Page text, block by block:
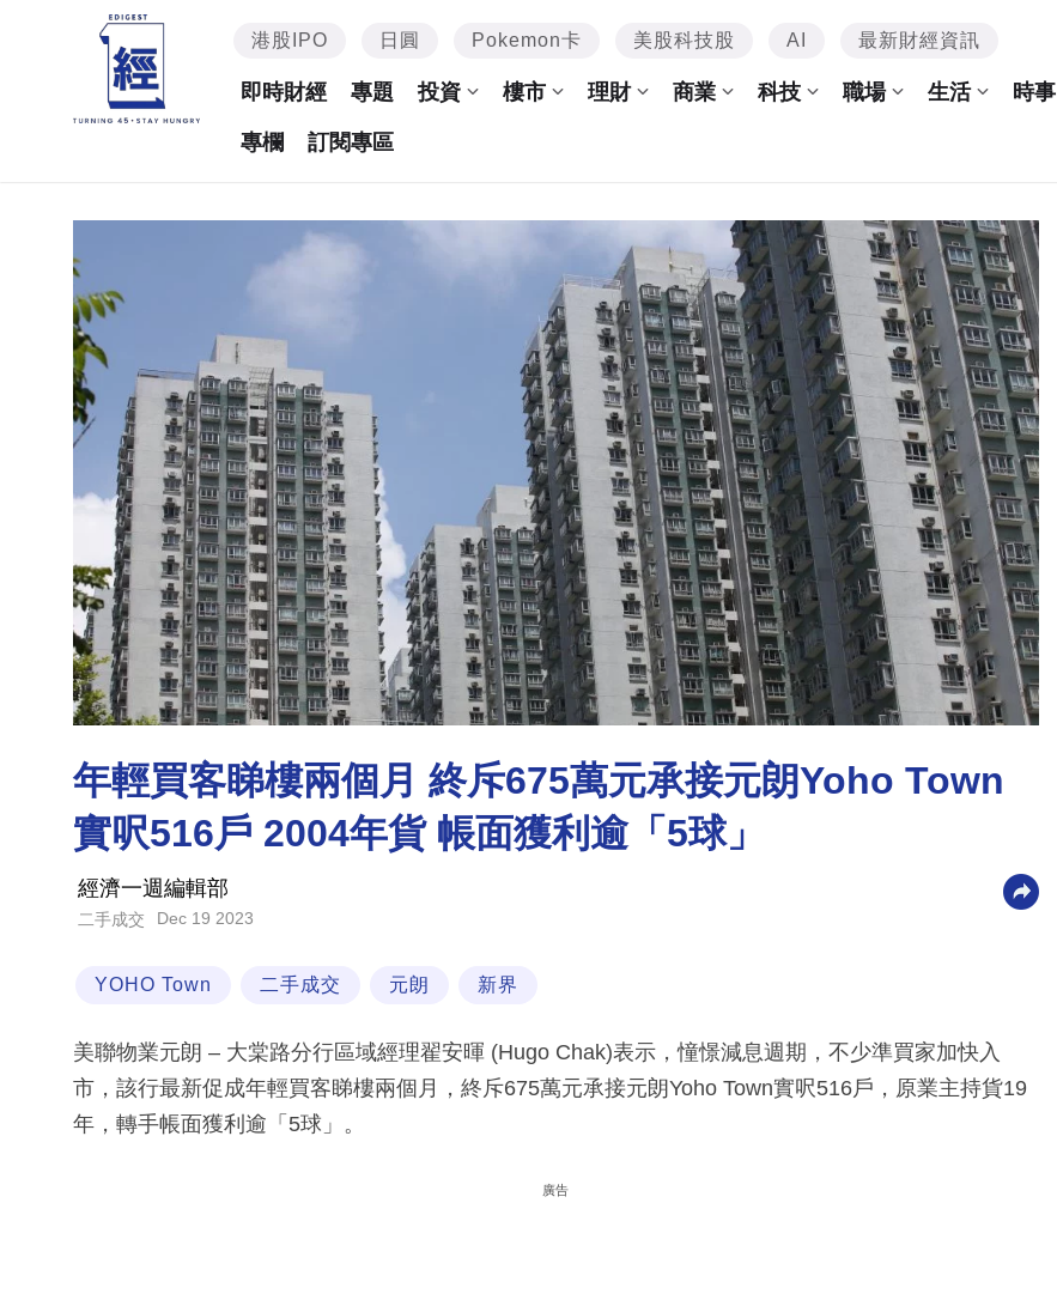
港股IPO 日圓 Pokemon卡 美股科技股 AI 最新財經資訊
即時財經 專題 投資 樓市 理財 商業 科技 職場 生活 時事
專欄 訂閱專區
年輕買客睇樓兩個月 終斥675萬元承接元朗Yoho Town
實呎516戶 2004年貨 帳面獲利逾「5球」
經濟一週編輯部
二手成交 Dec 19 2023
YOHO Town 二手成交 元朗 新界
美聯物業元朗 – 大棠路分行區域經理翟安暉 (Hugo Chak)表示，憧憬減息週期，不少準買家加快入
市，該行最新促成年輕買客睇樓兩個月，終斥675萬元承接元朗Yoho Town實呎516戶，原業主持貨19
年，轉手帳面獲利逾「5球」。
廣告